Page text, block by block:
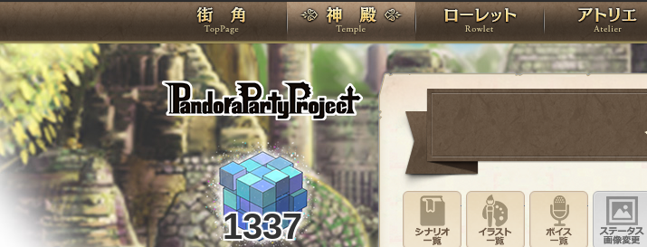
PandoraPartyProject
TOP 神殿 ローレット
1337
シナリオ一覧イラスト一覧ボイス一覧